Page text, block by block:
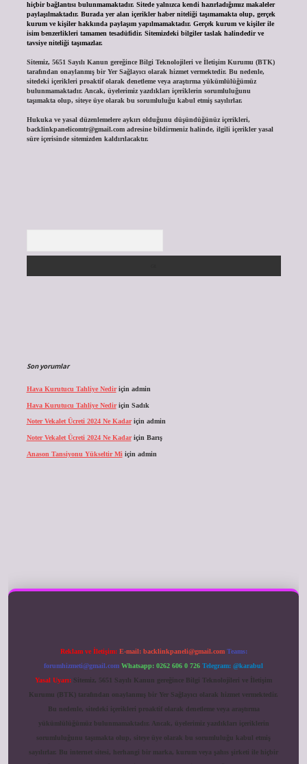
hiçbir bağlantısı bulunmamaktadır. Sitede yalnızca kendi hazırladığımız makaleler
paylaşılmaktadır. Burada yer alan içerikler haber niteliği taşımamakta olup, gerçek
kurum ve kişiler hakkında paylaşım yapılmamaktadır. Gerçek kurum ve kişiler ile
isim benzerlikleri tamamen tesadüfidir. Sitemizdeki bilgiler taslak halindedir ve
tavsiye niteliği taşımazlar.
Sitemiz, 5651 Sayılı Kanun gereğince Bilgi Teknolojileri ve İletişim Kurumu (BTK)
tarafından onaylanmış bir Yer Sağlayıcı olarak hizmet vermektedir. Bu nedenle,
sitedeki içerikleri proaktif olarak denetleme veya araştırma yükümlülüğümüz
bulunmamaktadır. Ancak, üyelerimiz yazdıkları içeriklerin sorumluluğunu
taşımakta olup, siteye üye olarak bu sorumluluğu kabul etmiş sayılırlar.
Hukuka ve yasal düzenlemelere aykırı olduğunu düşündüğünüz içerikleri,
backlinkpanelicomtr@gmail.comadresine bildirmeniz halinde, ilgili içerikler yasal
süre içerisinde sitemizden kaldırılacaktır.
Son yorumlar
Hava Kurutucu Tahliye Nediriçin admin
Hava Kurutucu Tahliye Nediriçin Sadık
Noter Vekalet Ücreti 2024 Ne Kadariçin admin
Noter Vekalet Ücreti 2024 Ne Kadariçin Barış
Anason Tansiyonu Yükseltir Mi için admin
Reklam ve İletişim: E-mail: backlinkpaneli@gmail.com Teams:
forumhizmeti@gmail.com Whatsapp: 0262 606 0 726 Telegram: @karabul
Yasal Uyarı: Sitemiz, 5651 Sayılı Kanun gereğince Bilgi Teknolojileri ve İletişim
Kurumu (BTK) tarafından onaylanmış bir Yer Sağlayıcı olarak hizmet vermektedir.
Bu nedenle, sitedeki içerikleri proaktif olarak denetleme veya araştırma
yükümlülüğümüz bulunmamaktadır. Ancak, üyelerimiz yazdıkları içeriklerin
sorumluluğunu taşımakta olup, siteye üye olarak bu sorumluluğu kabul etmiş
sayılırlar. Bu internet sitesi, herhangi bir marka, kurum veya şahıs şirketi ile hiçbir